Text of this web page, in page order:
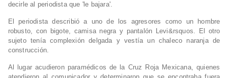
decirle al periodista que 'le bajara'.
El periodista describió a uno de los agresores como un hombre
robusto, con bigote, camisa negra y pantalón Levi&rsquos. El otro
sujeto tenía complexión delgada y vestía un chaleco naranja de
construcción.
Al lugar acudieron paramédicos de la Cruz Roja Mexicana, quienes